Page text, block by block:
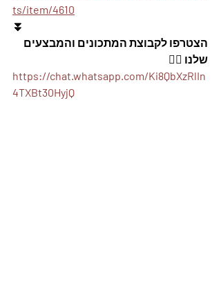
ts/item/4610
⏬
הצטרפו לקבוצת המתכונים והמבצעים
שלנו 👇🏽
https://chat.whatsapp.com/Ki8QbXzRlIn
4TXBt30HyjQ